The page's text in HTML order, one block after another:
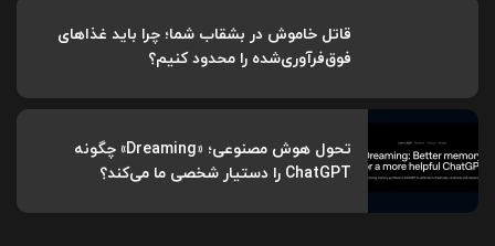
قاتل خاموش در بشقاب شما؛ چرا باید غذاهای
فوق‌فرآوری‌شده را محدود کنیم؟
تحول هوش مصنوعی؛ «Dreaming» چگونه
ChatGPT را دستیار شخصی ما می‌کند؟